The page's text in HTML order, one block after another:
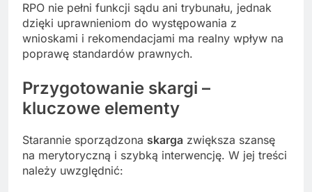
RPO nie pełni funkcji sądu ani trybunału, jednak
dzięki uprawnieniom do występowania z
wnioskami i rekomendacjami ma realny wpływ na
poprawę standardów prawnych.
Przygotowanie skargi –
kluczowe elementy
Starannie sporządzona skarga zwiększa szansę
na merytoryczną i szybką interwencję. W jej treści
należy uwzględnić: